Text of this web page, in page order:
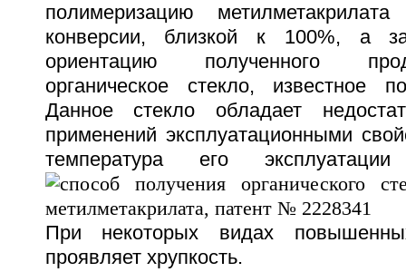
полимеризацию
конверсии, близкой к 100%, а
ориентацию полученного
органическое стекло, известное
Данное стекло обладает
применений эксплуатационными
температура его
При некоторых видах
проявляет хрупкость.